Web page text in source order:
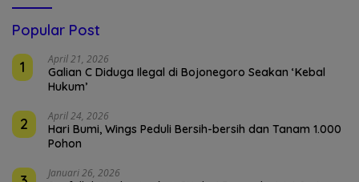
Popular Post
1
April 21, 2026
Galian C Diduga Ilegal di Bojonegoro Seakan ‘Kebal
Hukum’
2 April 24, 2026
Hari Bumi, Wings Peduli Bersih-bersih dan Tanam 1.000
Pohon
Januari 26, 2026